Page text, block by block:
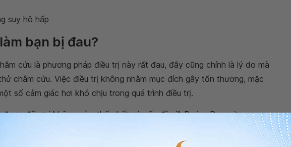
suy hô hấp
bạn bị đau?
cứu là phương pháp điều trị này rất đau, đây cũng chính là lý do mà
châm cứu. Việc điều trị không nhằm mục đích gây tổn thương, mặc
số cảm giác hơi khó chịu trong quá trình điều trị.
điều trị không cảm thấy bất cứ vấn đề gì”, Prajna Paramita
cứu được cấp phép và chứng nhận, nói với Healthline. “ Đây là
là một cảm giác chi. Nó có thể nặng nề, đau nhói hoặc đau âm ỉ,